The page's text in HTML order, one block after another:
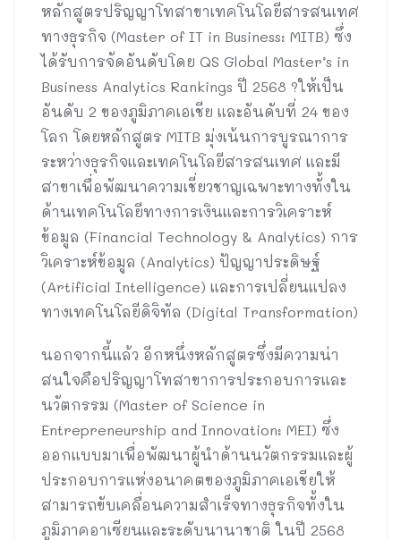
หลักสูตรปริญญาโทสาขาเทคโนโลยีสารสนเทศ
ทางธุรกิจ (Master of IT in Business: MITB) ซึ่ง
ได้รับการจัดอันดับโดย QS Global Master’s in
Business Analytics Rankings ปี 2568 ?ให้เป็น
อันดับ 2 ของภูมิภาคเอเชีย และอันดับที่ 24 ของ
โลก โดยหลักสูตร MITB มุ่งเน้นการบูรณาการ
ระหว่างธุรกิจและเทคโนโลยีสารสนเทศ และมี
สาขาเพื่อพัฒนาความเชี่ยวชาญเฉพาะทางทั้งใน
ด้านเทคโนโลยีทางการเงินและการวิเคราะห์
ข้อมูล (Financial Technology & Analytics) การ
วิเคราะห์ข้อมูล (Analytics) ปัญญาประดิษฐ์
(Artificial Intelligence) และการเปลี่ยนแปลง
ทางเทคโนโลยีดิจิทัล (Digital Transformation)
นอกจากนี้แล้ว อีกหนึ่งหลักสูตรซึ่งมีความน่า
สนใจคือปริญญาโทสาขาการประกอบการและ
นวัตกรรม (Master of Science in
Entrepreneurship and Innovation: MEI) ซึ่ง
ออกแบบมาเพื่อพัฒนาผู้นำด้านนวัตกรรมและผู้
ประกอบการแห่งอนาคตของภูมิภาคเอเชียให้
สามารถขับเคลื่อนความสำเร็จทางธุรกิจทั้งใน
ภูมิภาคอาเซียนและระดับนานาชาติ ในปี 2568